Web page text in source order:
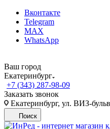
Вконтакте
Telegram
MAX
WhatsApp
Ваш город
Екатеринбург
+7 (343) 287-98-09
Заказать звонок
Екатеринбург, ул. ВИЗ-
Поиск